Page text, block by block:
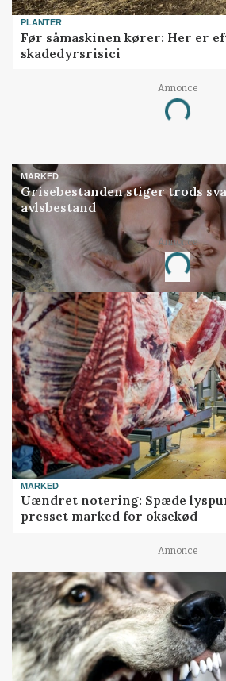
PLANTER
Før såmaskinen kører: Her er
skadedyrsrisici
Annonce
Loading...
MARKED
Grisebestanden stiger trods
avlsbestand
Annonce
Loading...
MARKED
Uændret notering: Spæde
presset marked for oksekød
Annonce